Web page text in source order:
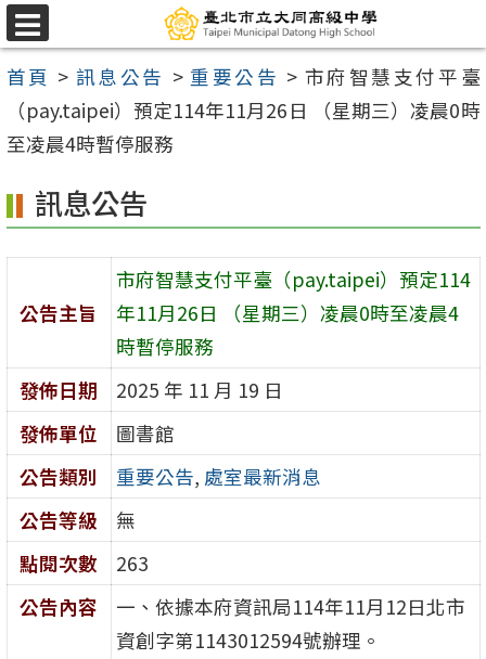
跳
至
主
內
區
選
單
首頁 > 訊息公告 > 重要公告 > 市府智慧支付平臺
（pay.taipei）預定114年11月26日 （星期三）凌晨0時
至凌晨4時暫停服務
訊息公告
公告主旨
市府智慧支付平臺（pay.taipei）預定114
年11月26日 （星期三）凌晨0時至凌晨4
時暫停服務
發佈日期
2025 年 11 月 19 日
發佈單位
圖書館
公告類別
重要公告, 處室最新消息
公告等級
無
點閱次數
263
公告內容
一、依據本府資訊局114年11月12日北市
資創字第1143012594號辦理。